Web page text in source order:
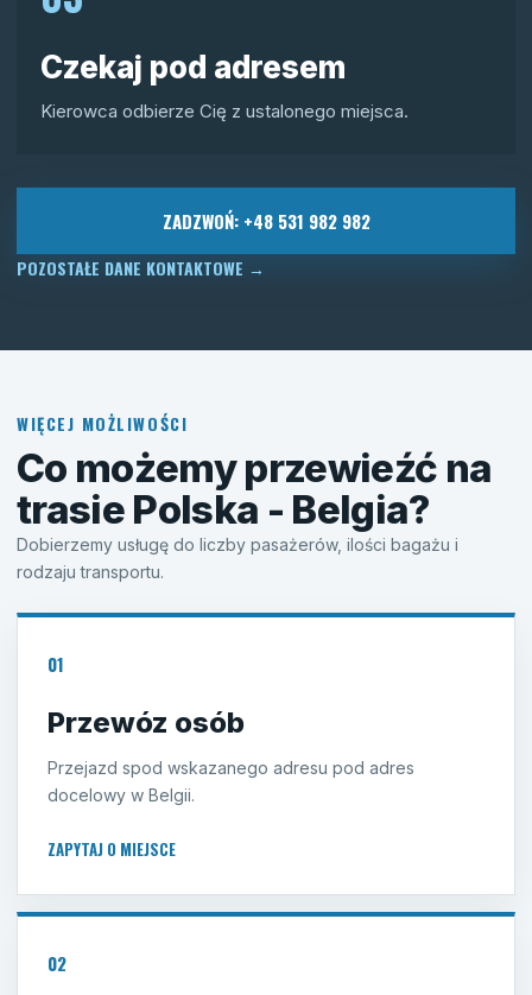
Czekaj pod adresem
Kierowca odbierze Cię z ustalonego miejsca.
ZADZWOŃ: +48 531 982 982
POZOSTAŁE DANE KONTAKTOWE →
WIĘCEJ MOŻLIWOŚCI
Co możemy przewieźć na
trasie Polska - Belgia?
Dobierzemy usługę do liczby pasażerów, ilości bagażu i
rodzaju transportu.
01
Przewóz osób
Przejazd spod wskazanego adresu pod adres
docelowy w Belgii.
ZAPYTAJ O MIEJSCE
02